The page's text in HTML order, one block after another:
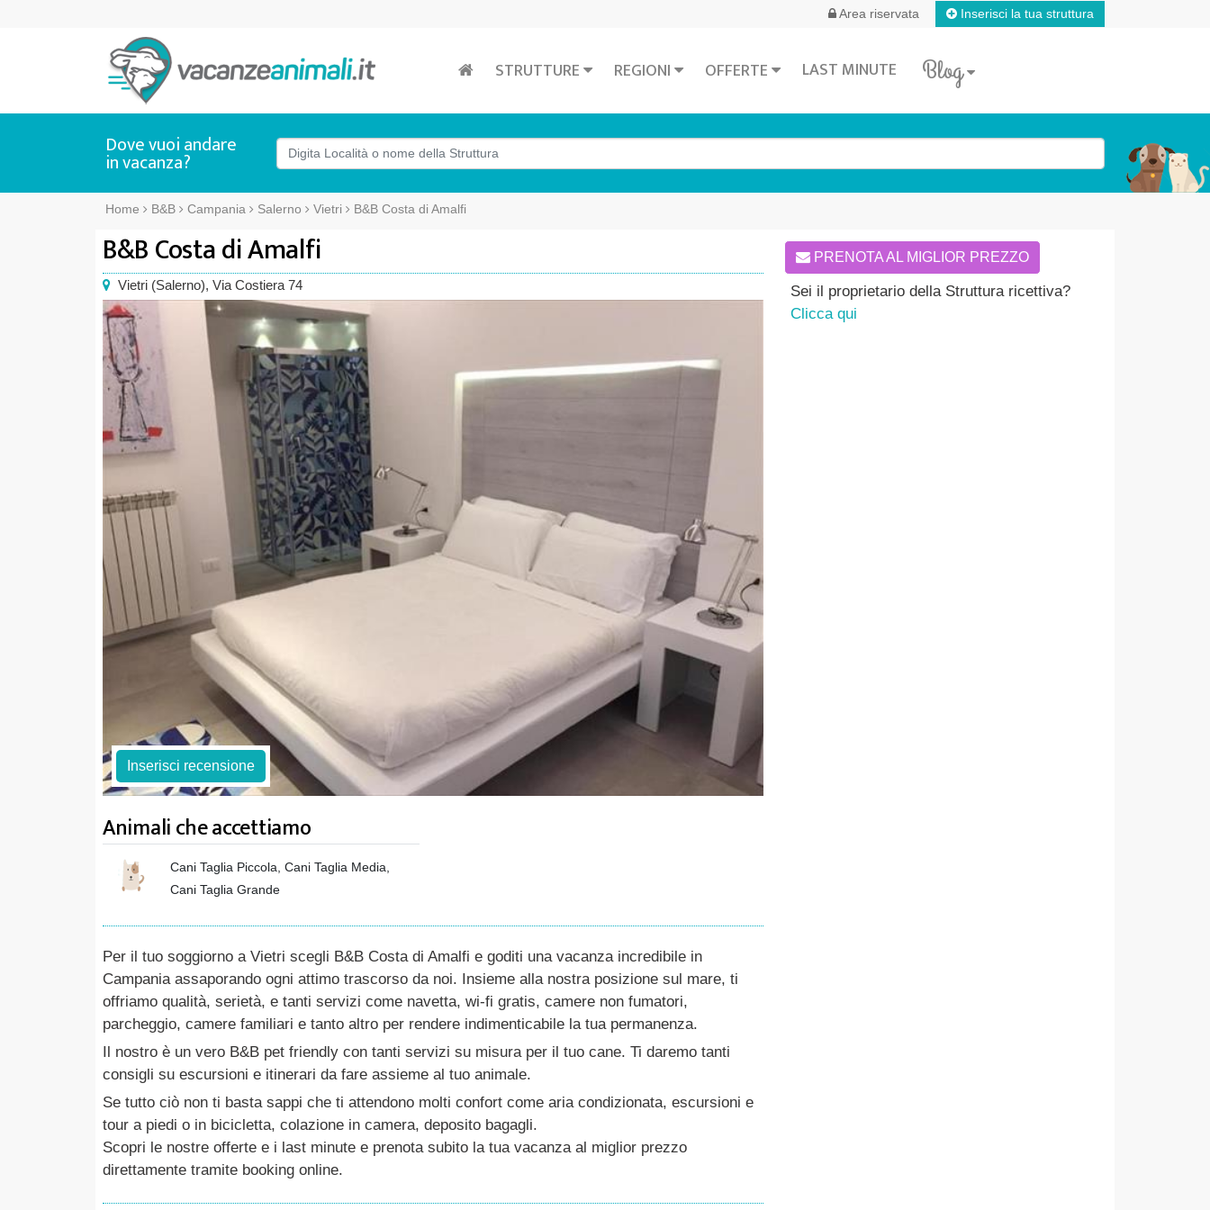
Area riservata Inserisci la tua struttura
STRUTTURE REGIONI OFFERTE LAST MINUTE Blog
Dove vuoi andare
in vacanza?
Home B&B Campania Salerno Vietri B&B Costa di Amalfi
B&B Costa di Amalfi
Vietri (Salerno), Via Costiera 74
Inserisci recensione
Animali che accettiamo
Cani Taglia Piccola, Cani Taglia Media,
Cani Taglia Grande
Per il tuo soggiorno a Vietri scegli B&B Costa di Amalfi e goditi una vacanza incredibile in
Campania assaporando ogni attimo trascorso da noi. Insieme alla nostra posizione sul mare, ti
offriamo qualità, serietà, e tanti servizi come navetta, wi-fi gratis, camere non fumatori,
parcheggio, camere familiari e tanto altro per rendere indimenticabile la tua permanenza.
Il nostro è un vero B&B pet friendly con tanti servizi su misura per il tuo cane. Ti daremo tanti
consigli su escursioni e itinerari da fare assieme al tuo animale.
Se tutto ciò non ti basta sappi che ti attendono molti confort come aria condizionata, escursioni e
tour a piedi o in bicicletta, colazione in camera, deposito bagagli.
Scopri le nostre offerte e i last minute e prenota subito la tua vacanza al miglior prezzo
direttamente tramite booking online.
PRENOTA AL MIGLIOR PREZZO
Sei il proprietario della Struttura ricettiva?
Clicca qui